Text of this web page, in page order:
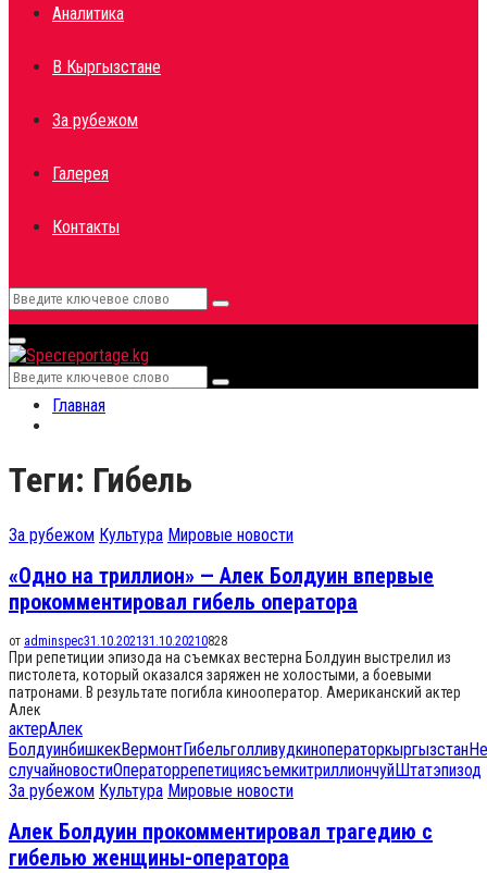
Аналитика
В Кыргызстане
За рубежом
Галерея
Контакты
Search
for:
Search
Primary
Menu
Search
for:
Search
Главная
Теги: Гибель
За рубежом Культура Мировые новости
«Одно на триллион» — Алек Болдуин впервые
прокомментировал гибель оператора
от adminspec31.10.202131.10.20210828
При репетиции эпизода на съемках вестерна Болдуин выстрелил из
пистолета, который оказался заряжен не холостыми, а боевыми
патронами. В результате погибла кинооператор. Американский актер
Алек
актерАлек
БолдуинбишкекВермонтГибельголливудкиноператоркыргызстан
случайновостиОператоррепетициясъемкитриллиончуйШтатэпизод
За рубежом Культура Мировые новости
Алек Болдуин прокомментировал трагедию с
гибелью женщины-оператора